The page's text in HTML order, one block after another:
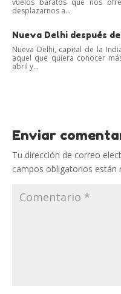
vuelos baratos que nos
desplazarnos a...
Nueva Delhi después
Nueva Delhi, capital de la
aquel que quiera conocer
abril y...
Enviar
Tu dirección de correo
campos obligatorios están